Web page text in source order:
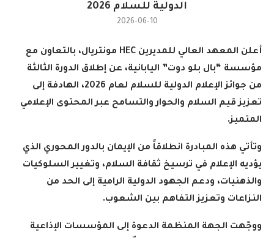
الدولية للسلام 2026
2026-06-10
أعلن المعهد العالي للمديرين
مونتريال، بالتعاون مع
مؤسسة “بال بلو دوت” اليابانية، عن إطلاق الدورة الثالثة
من جوائز الإعلام الدولية للسلام لعام 2026، الهادفة إلى
تعزيز قيم السلام والحوار والتسامح عبر المحتوى الإعلامي
المتميز.
وتأتي هذه المبادرة انطلاقاً من الإيمان بالدور المحوري الذي
يؤديه الإعلام في ترسيخ ثقافة السلام، وتغيير السلوكيات
والذهنيات، ودعم الجهود الدولية الرامية إلى الحد من
النزاعات وتعزيز التفاهم بين الشعوب.
ووجّهت الجهة المنظمة الدعوة إلى المؤسسات الإذاعية